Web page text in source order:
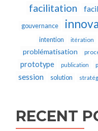
facilitation
gouvernance
intention itération
problématisation
prototype publication
session solution
RECENT